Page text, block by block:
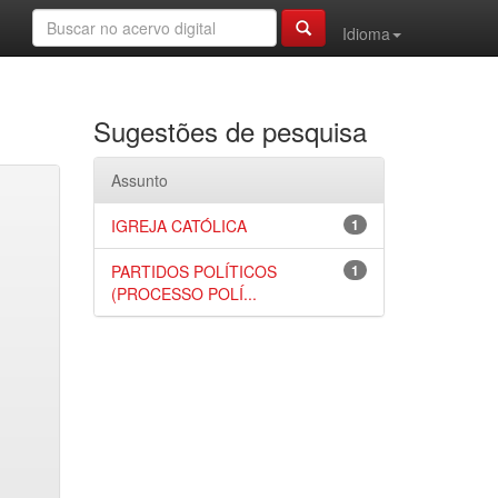
Idioma
Sugestões de pesquisa
Assunto
1
IGREJA CATÓLICA
1
PARTIDOS POLÍTICOS
(PROCESSO POLÍ...